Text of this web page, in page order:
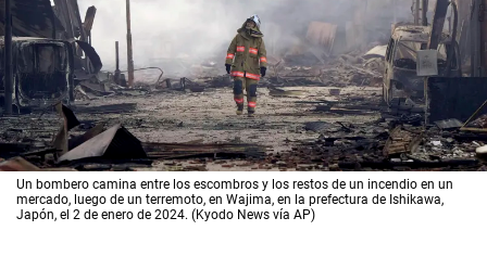
Un bombero camina entre los escombros y los restos de un incendio en un
mercado, luego de un terremoto, en Wajima, en la prefectura de Ishikawa,
Japón, el 2 de enero de 2024. (Kyodo News vía AP)